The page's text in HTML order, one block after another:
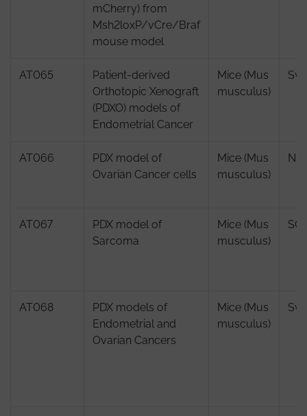
mCherry) from
Msh2loxP/vCre/Braf
mouse model
AT065
Patient-derived
Orthotopic Xenograft
(PDXO) models of
Endometrial Cancer
Mice (Mus
musculus)
AT066
PDX model of
Ovarian Cancer cells
Mice (Mus
musculus)
AT067
PDX model of
Sarcoma
Mice (Mus
musculus)
AT068
PDX models of
Endometrial and
Ovarian Cancers
Mice (Mus
musculus)